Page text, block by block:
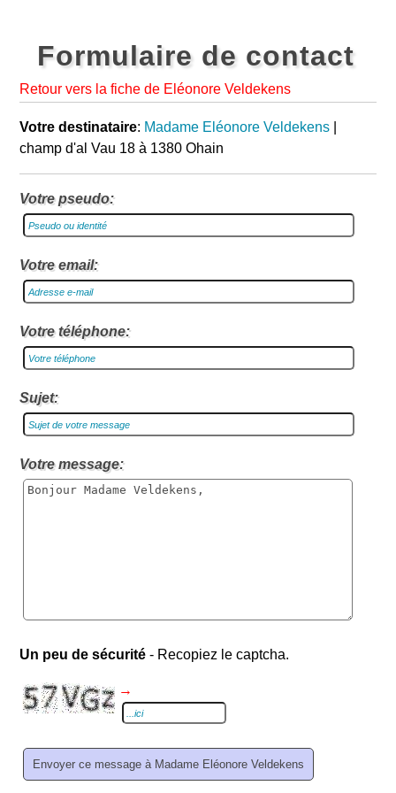
Formulaire de contact
Retour vers la fiche de Eléonore Veldekens
Votre destinataire: Madame Eléonore Veldekens
champ d'al Vau 18 à 1380 Ohain
Votre pseudo:
Votre email:
Votre téléphone:
Sujet:
Votre message:
Un peu de sécurité - Recopiez le captcha.
→